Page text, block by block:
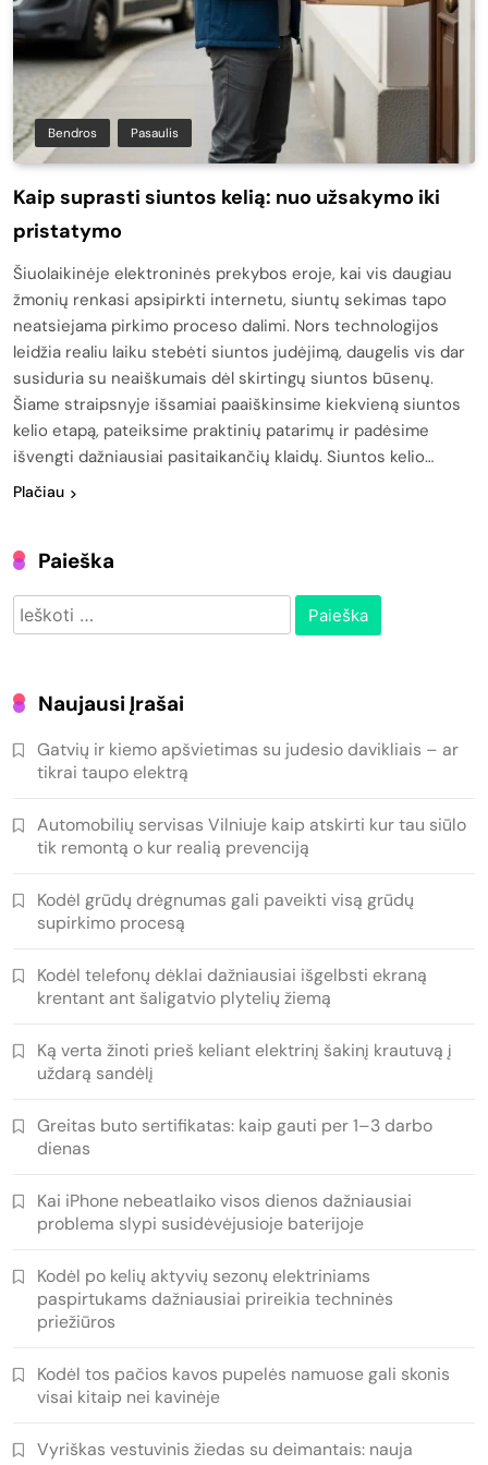
Bendros Pasaulis
Kaip suprasti siuntos kelią: nuo užsakymo iki
pristatymo
Šiuolaikinėje elektroninės prekybos eroje, kai vis daugiau
žmonių renkasi apsipirkti internetu, siuntų sekimas tapo
neatsiejama pirkimo proceso dalimi. Nors technologijos
leidžia realiu laiku stebėti siuntos judėjimą, daugelis vis dar
susiduria su neaiškumais dėl skirtingų siuntos būsenų.
Šiame straipsnyje išsamiai paaiškinsime kiekvieną siuntos
kelio etapą, pateiksime praktinių patarimų ir padėsime
išvengti dažniausiai pasitaikančių klaidų. Siuntos kelio…
Plačiau
Paieška
Ieškoti:
Naujausi Įrašai
Gatvių ir kiemo apšvietimas su judesio davikliais – ar
tikrai taupo elektrą
Automobilių servisas Vilniuje kaip atskirti kur tau siūlo
tik remontą o kur realią prevenciją
Kodėl grūdų drėgnumas gali paveikti visą grūdų
supirkimo procesą
Kodėl telefonų dėklai dažniausiai išgelbsti ekraną
krentant ant šaligatvio plytelių žiemą
Ką verta žinoti prieš keliant elektrinį šakinį krautuvą į
uždarą sandėlį
Greitas buto sertifikatas: kaip gauti per 1–3 darbo
dienas
Kai iPhone nebeatlaiko visos dienos dažniausiai
problema slypi susidėvėjusioje baterijoje
Kodėl po kelių aktyvių sezonų elektriniams
paspirtukams dažniausiai prireikia techninės
priežiūros
Kodėl tos pačios kavos pupelės namuose gali skonis
visai kitaip nei kavinėje
Vyriškas vestuvinis žiedas su deimantais: nauja